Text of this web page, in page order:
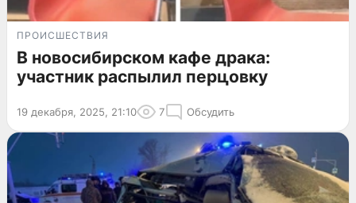
ПРОИСШЕСТВИЯ
В новосибирском кафе драка:
участник распылил перцовку
19 декабря, 2025, 21:10 7 Обсудить